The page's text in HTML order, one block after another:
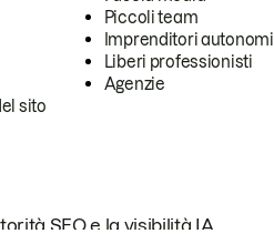
sito
Piccoli team
Imprenditori autonomi
Liberi professionisti
Agenzie
SEO e la visibilità IA.